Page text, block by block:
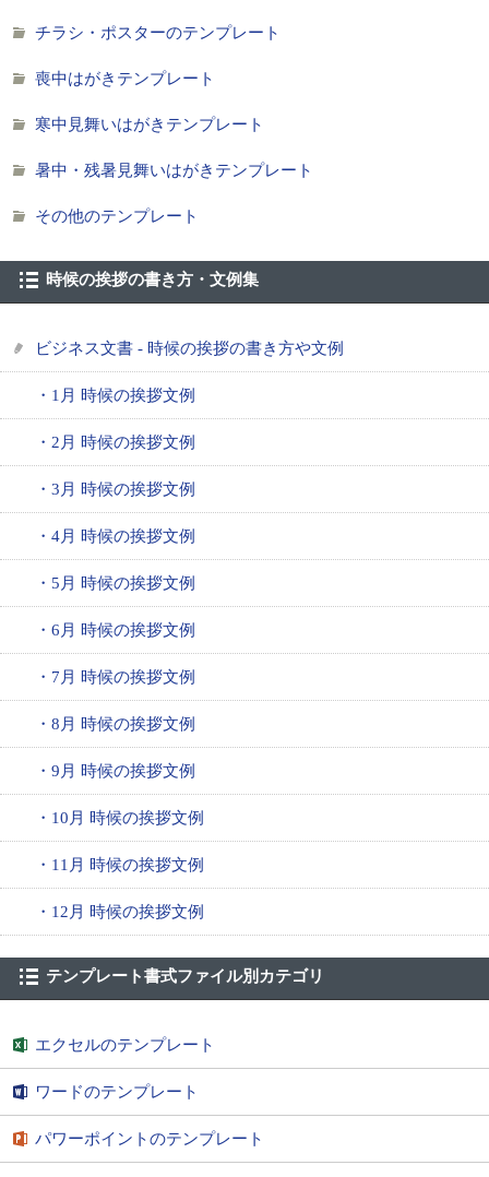
チラシ・ポスターのテンプレート
喪中はがきテンプレート
寒中見舞いはがきテンプレート
暑中・残暑見舞いはがきテンプレート
その他のテンプレート
時候の挨拶の書き方・文例集
ビジネス文書 - 時候の挨拶の書き方や文例
・1月 時候の挨拶文例
・2月 時候の挨拶文例
・3月 時候の挨拶文例
・4月 時候の挨拶文例
・5月 時候の挨拶文例
・6月 時候の挨拶文例
・7月 時候の挨拶文例
・8月 時候の挨拶文例
・9月 時候の挨拶文例
・10月 時候の挨拶文例
・11月 時候の挨拶文例
・12月 時候の挨拶文例
テンプレート書式ファイル別カテゴリ
エクセルのテンプレート
ワードのテンプレート
パワーポイントのテンプレート